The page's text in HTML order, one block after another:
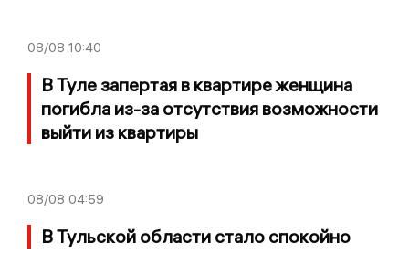
08/08 10:40
В Туле запертая в квартире женщина
погибла из-за отсутствия возможности
выйти из квартиры
08/08 04:59
В Тульской области стало спокойно